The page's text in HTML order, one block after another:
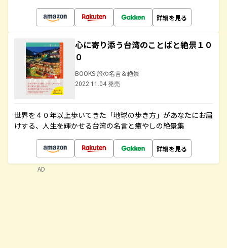
詳細を見る
心に寄り添う台湾のことばと絶景１０
０
BOOKS 旅の名言＆絶景
2022.11.04 発売
世界を４０年以上歩いてきた「地球の歩き方」があなたにお届
けする、人生を輝かせる台湾の名言と癒やしの絶景集
詳細を見る
AD